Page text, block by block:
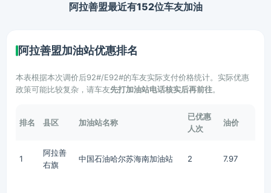
阿拉善盟最近有152位车友加油
阿拉善盟加油站优惠排名
本表根据本次调价后92#/E92#的车友实际支付价格统计。实际优惠
政策可能比较复杂，请车友先打加油站电话核实后再前往。
排名 县区 加油站名称
已优惠
人次
油价
1
阿拉善
右旗
中国石油哈尔苏海南加油站 2 7.97